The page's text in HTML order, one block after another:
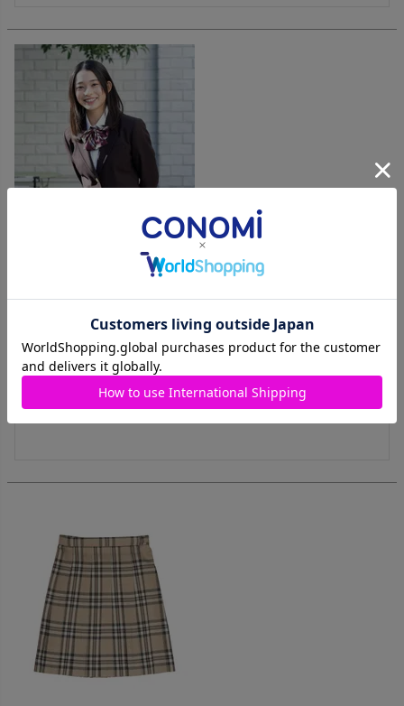
レギュラーブレザー（ブラウン） ARCJ-2023-06
温かい印象で、ガーリーでとても女の子らしい甘いコーディ
ネートが楽しめます！！